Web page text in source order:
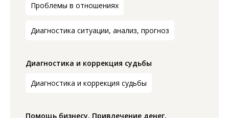
Проблемы в отношениях
Диагностика ситуации, анализ, прогноз
Диагностика и коррекция судьбы
Диагностика и коррекция судьбы
Помощь бизнесу. Привлечение денег.